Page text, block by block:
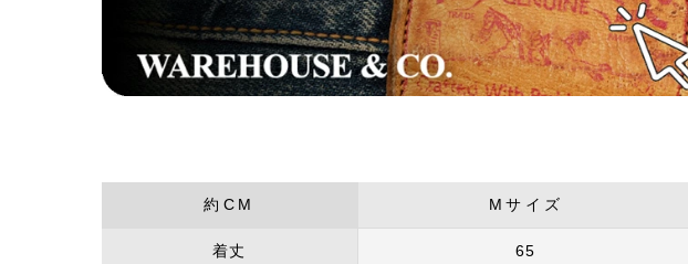
約CM Mサイズ
着丈 65